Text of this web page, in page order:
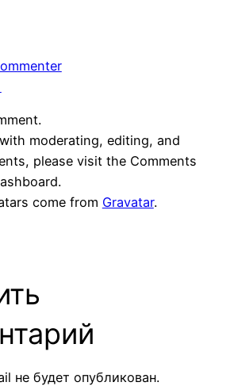
moderating, editing, and
please visit the Comments
come from Gravatar.
не будет опубликован.